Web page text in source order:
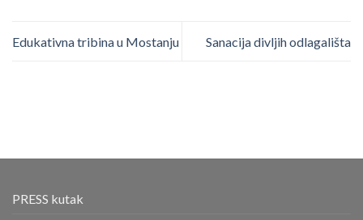
Edukativna tribina u Mostanju Sanacija divljih odlagališta
PRESS kutak